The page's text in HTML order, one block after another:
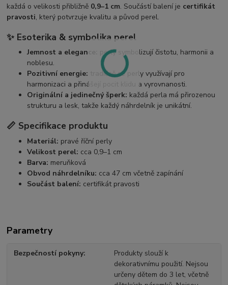
každá o velikosti přibližně 0,9–1 cm. Součástí balení je certifikát
pravosti, který potvrzuje kvalitu a původ perel.
✨ Esoterika & symbolika perel
Jemnost a elegance:
perly symbolizují čistotu, harmonii a
noblesu.
Pozitivní energie: tradičně se perly využívají pro
harmonizaci a přinášejí pocit klidu a vyrovnanosti.
Originální a jedinečný šperk: každá perla má přirozenou
strukturu a lesk, takže každý náhrdelník je unikátní.
📏 Specifikace produktu
Materiál: pravé říční perly
Velikost perel: cca 0,9–1 cm
Barva: meruňková
Obvod náhrdelníku: cca 47 cm včetně zapínání
Součást balení: certifikát pravosti
Parametry
Bezpečností pokyny
Produkty slouží k
dekorativnímu použití. Nejsou
určeny dětem do 3 let, včetně